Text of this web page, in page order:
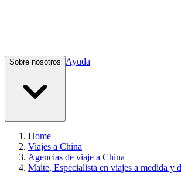
Sobre nosotros Ayuda
Home
Viajes a China
Agencias de viaje a China
Maite, Especialista en viajes a medida y